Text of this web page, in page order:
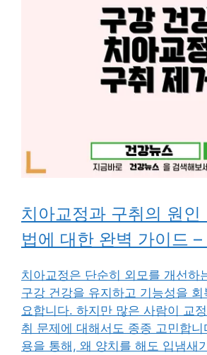
치아교정과 구취의 원인
법에 대한 완벽 가이드 –
치아교정은 단순히 외모를 개선하
구강 건강을 유지하고 기능성을
요합니다. 하지만 많은 사람이 교
취 문제에 대해서도 종종 고민합
용을 통해, 왜 양치를 해도 입냄새